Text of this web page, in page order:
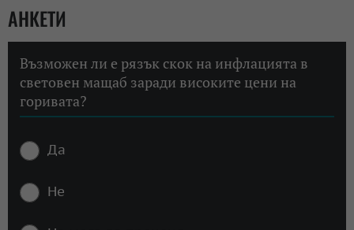
АНКЕТИ
Възможен ли е рязък скок на инфлацията в
световен мащаб заради високите цени на
горивата?
Да
Не